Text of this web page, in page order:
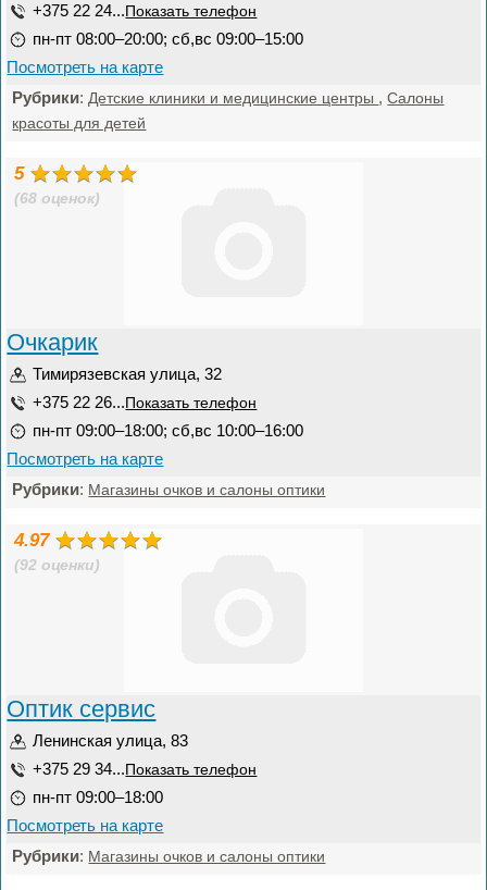
+375 22 24... Показать телефон
пн-пт 08:00–20:00; сб,вс 09:00–15:00
Посмотреть на карте
Рубрики: Детские клиники и медицинские центры ,Салоны
красоты для детей
5
(68 оценок)
Очкарик
Тимирязевская улица, 32
+375 22 26... Показать телефон
пн-пт 09:00–18:00; сб,вс 10:00–16:00
Посмотреть на карте
Рубрики: Магазины очков и салоны оптики
4.97
(92 оценки)
Оптик сервис
Ленинская улица, 83
+375 29 34... Показать телефон
пн-пт 09:00–18:00
Посмотреть на карте
Рубрики: Магазины очков и салоны оптики